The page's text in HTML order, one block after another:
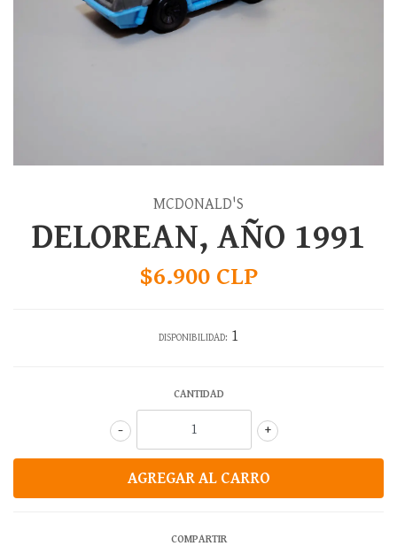
MCDONALD'S
DELOREAN, AÑO 1991
$6.900 CLP
DISPONIBILIDAD: 1
CANTIDAD
+
-
COMPARTIR